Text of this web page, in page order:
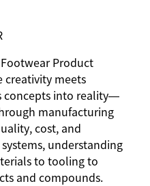
Product
creativity meets
concepts into reality—
manufacturing
cost, and
understanding
to tooling to
and compounds.